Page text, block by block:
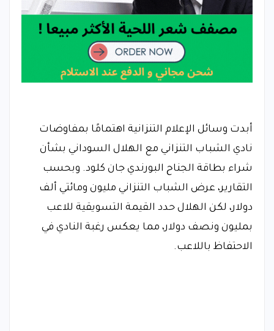
أبدت وسائل الإعلام التنزانية اهتمامًا بمفاوضات
نادي الشباب التنزاني مع الهلال السوداني بشأن
شراء بطاقة الجناح البورندي جان كلود. وبحسب
التقارير، عرض الشباب التنزاني مليون ومائتي ألف
دولار، لكن الهلال حدد القيمة التسويقية للاعب
بمليون ونصف دولار، مما يعكس رغبة النادي في
الاحتفاظ باللاعب.